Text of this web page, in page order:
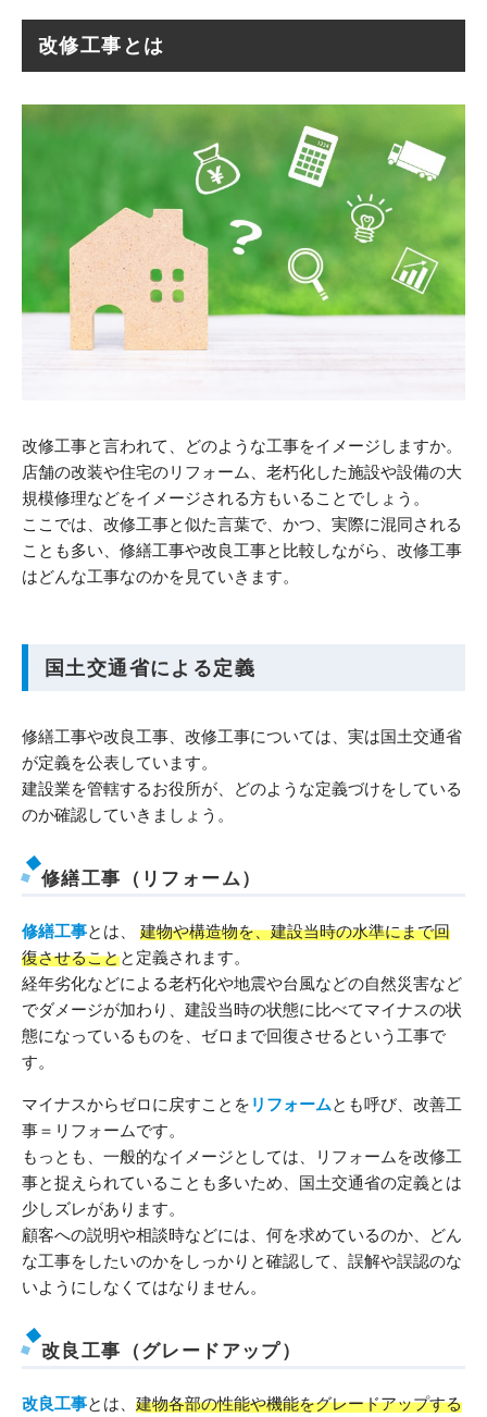
改修工事とは
改修工事と言われて、どのような工事をイメージしますか。
店舗の改装や住宅のリフォーム、老朽化した施設や設備の大
規模修理などをイメージされる方もいることでしょう。
ここでは、改修工事と似た言葉で、かつ、実際に混同される
ことも多い、修繕工事や改良工事と比較しながら、改修工事
はどんな工事なのかを見ていきます。
国土交通省による定義
修繕工事や改良工事、改修工事については、実は国土交通省
が定義を公表しています。
建設業を管轄するお役所が、どのような定義づけをしている
のか確認していきましょう。
修繕工事（リフォーム）
修繕工事とは、 建物や構造物を、建設当時の水準にまで回
復させることと定義されます。
経年劣化などによる老朽化や地震や台風などの自然災害など
でダメージが加わり、建設当時の状態に比べてマイナスの状
態になっているものを、ゼロまで回復させるという工事で
す。
マイナスからゼロに戻すことを リフォームとも呼び、改善工
事＝リフォームです。
もっとも、一般的なイメージとしては、リフォームを改修工
事と捉えられていることも多いため、国土交通省の定義とは
少しズレがあります。
顧客への説明や相談時などには、何を求めているのか、どん
な工事をしたいのかをしっかりと確認して、誤解や誤認のな
いようにしなくてはなりません。
改良工事（グレードアップ）
改良工事とは、 建物各部の性能や機能をグレードアップする